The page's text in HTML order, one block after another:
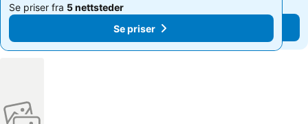
Se priser fra 5 nettsteder
Se priser
Se priser fra 5 nettsteder
Se priser